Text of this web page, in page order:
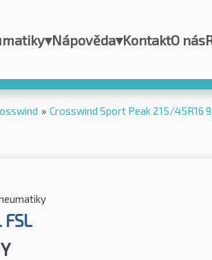
▾Nápověda▾KontaktO nás
» Crosswind Sport Peak 215/45R16